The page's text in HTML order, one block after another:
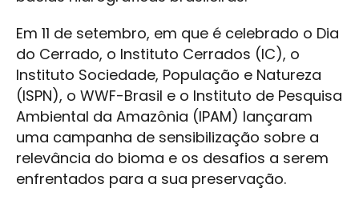
Em 11 de setembro, em que é celebrado o Dia
do Cerrado, o Instituto Cerrados (IC), o
Instituto Sociedade, População e Natureza
(ISPN), o WWF-Brasil e o Instituto de Pesquisa
Ambiental da Amazônia (IPAM) lançaram
uma campanha de sensibilização sobre a
relevância do bioma e os desafios a serem
enfrentados para a sua preservação.